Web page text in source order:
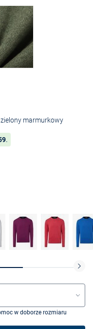
zielony marmurkowy
.
w doborze rozmiaru